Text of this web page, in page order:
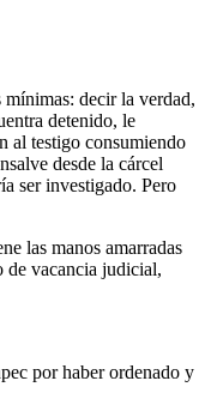
decir la verdad,
detenido, le
al testigo consumiendo
desde la cárcel
ser investigado. Pero
las manos amarradas
de vacancia judicial,
por haber ordenado y